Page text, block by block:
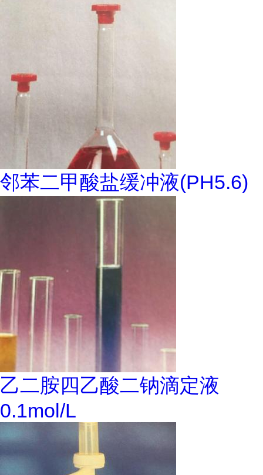
邻苯二甲酸盐缓冲液(PH5.6)
乙二胺四乙酸二钠滴定液
0.1mol/L